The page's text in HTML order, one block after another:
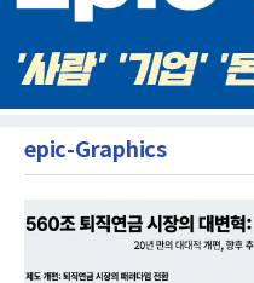
epic-Graphics